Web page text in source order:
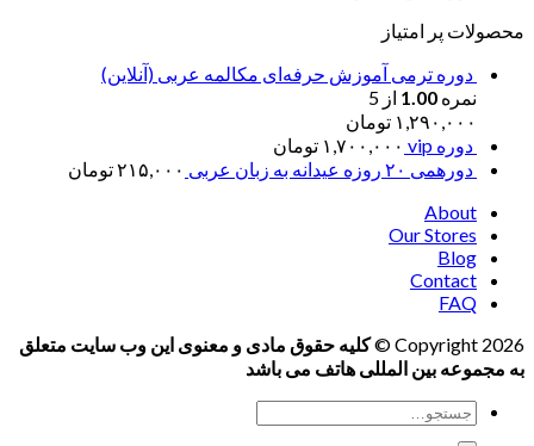
محصولات پر امتیاز
دوره ترمی آموزش حرفه‌ای مکالمه عربی (آنلاین)
نمره 1.00 از 5
۱,۲۹۰,۰۰۰ تومان
دوره vip
۱,۷۰۰,۰۰۰ تومان
دورهمی ۲۰ روزه عیدانه به زبان عربی
۲۱۵,۰۰۰تومان
About
Our Stores
Blog
Contact
FAQ
Copyright 2026 ©
کلیه حقوق مادی و معنوی این وب سایت متعلق
به مجموعه بین المللی هاتف می باشد
جستجو
برای: